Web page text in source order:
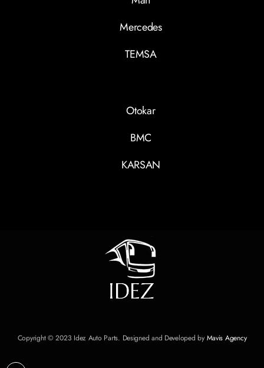
Mercedes
TEMSA
Otokar
BMC
KARSAN
Copyright © 2023 Idez Auto Parts. Designed and Developed by Mavis Agency